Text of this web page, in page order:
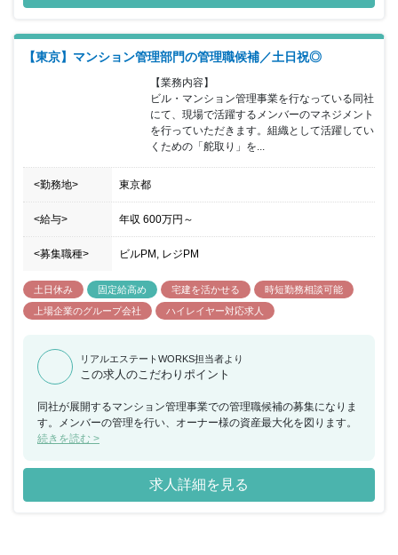
【東京】マンション管理部門の管理職候補／土日祝◎
【業務内容】
ビル・マンション管理事業を行なっている同社
にて、現場で活躍するメンバーのマネジメント
を行っていただきます。組織として活躍してい
くための「舵取り」を...
<勤務地> 東京都
<給与> 年収 600万円 ～
<募集職種> ビルPM, レジPM
土日休み 固定給高め 宅建を活かせる
時短勤務相談可能
上場企業のグループ会社
ハイレイヤー対応求人
リアルエステートWORKS担当者より
この求人のこだわりポイント
同社が展開するマンション管理事業での管理職候補の募集になりま
す。メンバーの管理を行い、オーナー様の資産最大化を図ります。
続きを読む >
求人詳細を見る